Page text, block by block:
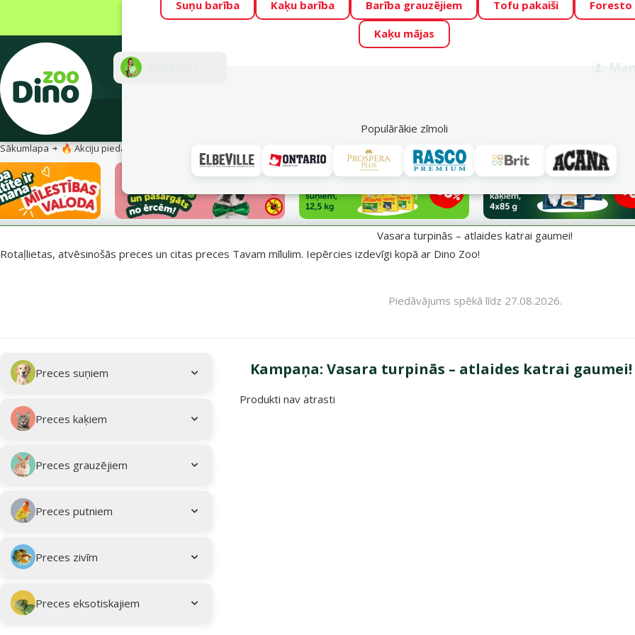
Visu mēnesi Dino Zoo piedāvā lieliskas cenas mīluļu TOP barībām! 🍖 →
Fotokonkurss “GADA ŪSAIŅI”! Varbūt tieši Tavs mīlulis būs 2027. gada
Suņu barība Kaķu barība Barība grauzējiem Tofu pakaiši
Foresto
Kaķu mājas
Populārākie zīmoli
Akciju piedāvājumi
Sākumlapa 🔥 Akciju piedāvājumi
Vasara turpinās – atlaides katrai gaumei!
Rotaļlietas, atvēsinošās preces un citas preces Tavam mīlulim. Iepērcies izdevīgi kopā ar Dino Zoo!
Piedāvājums spēkā līdz 27.08.2026.
Apakškategorija
Preces suņiem
Preces kaķiem
Preces grauzējiem
Preces putniem
Preces zivīm
Preces eksotiskajiem
Atlasītie filtri
Kampaņa: Vasara turpinās – atlaides katrai gaumei!
Kampaņa: "Vasara turpinās – atlaides katrai gaumei!"
Produkti nav atrasti